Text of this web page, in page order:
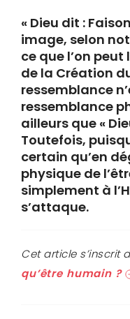
« Dieu dit :
image, selon
ce que l’on
de la Création
ressemblance
ressemblance
ailleurs que «
Toutefois,
certain qu’en
physique de
simplement à
s’attaque.
Cet article s’inscrit
qu’être humain ?